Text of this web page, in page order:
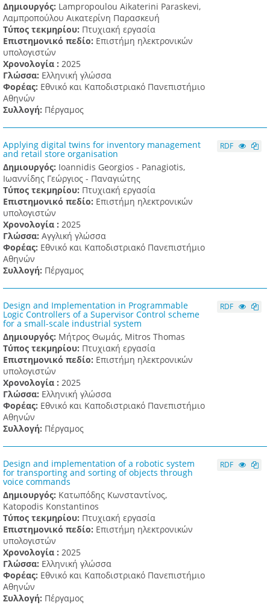
Δημιουργός: Lampropoulou Aikaterini Paraskevi,
Λαμπροπούλου Αικατερίνη Παρασκευή
Τύπος τεκμηρίου: Πτυχιακή εργασία
Επιστημονικό πεδίο: Επιστήμη ηλεκτρονικών
υπολογιστών
Χρονολογία : 2025
Γλώσσα: Ελληνική γλώσσα
Φορέας: Εθνικό και Καποδιστριακό Πανεπιστήμιο
Αθηνών
Συλλογή: Πέργαμος
Applying digital twins for inventory management
and retail store organisation
Δημιουργός: Ioannidis Georgios - Panagiotis,
Ιωαννίδης Γεώργιος - Παναγιώτης
Τύπος τεκμηρίου: Πτυχιακή εργασία
Επιστημονικό πεδίο: Επιστήμη ηλεκτρονικών
υπολογιστών
Χρονολογία : 2025
Γλώσσα: Αγγλική γλώσσα
Φορέας: Εθνικό και Καποδιστριακό Πανεπιστήμιο
Αθηνών
Συλλογή: Πέργαμος
RDF
Design and Implementation in Programmable
Logic Controllers of a Supervisor Control scheme
for a small-scale industrial system
Δημιουργός: Μήτρος Θωμάς, Mitros Thomas
Τύπος τεκμηρίου: Πτυχιακή εργασία
Επιστημονικό πεδίο: Επιστήμη ηλεκτρονικών
υπολογιστών
Χρονολογία : 2025
Γλώσσα: Ελληνική γλώσσα
Φορέας: Εθνικό και Καποδιστριακό Πανεπιστήμιο
Αθηνών
Συλλογή: Πέργαμος
RDF
Design and implementation of a robotic system
for transporting and sorting of objects through
voice commands
Δημιουργός: Κατωπόδης Κωνσταντίνος,
Katopodis Konstantinos
Τύπος τεκμηρίου: Πτυχιακή εργασία
Επιστημονικό πεδίο: Επιστήμη ηλεκτρονικών
υπολογιστών
Χρονολογία : 2025
Γλώσσα: Ελληνική γλώσσα
Φορέας: Εθνικό και Καποδιστριακό Πανεπιστήμιο
Αθηνών
Συλλογή: Πέργαμος
RDF